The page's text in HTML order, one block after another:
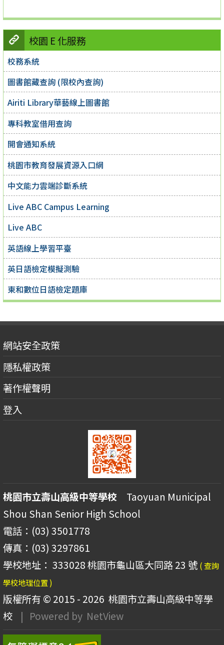
校園 E 化服務
校務系統
圖書館藏查詢 (限校內查詢)
Airiti Library華藝線上圖書館
專科教室借用查詢
開會通知系統
桃園市教育發展資源入口網
中文能力雲端診斷系統
Live ABC Campus Learning
Live ABC
英語線上學習平臺
英日語檢定模擬測驗
東和數位日語檢定題庫
網站安全政策
隱私權政策
著作權聲明
登入
桃園市立壽山高級中等學校 Taoyuan Municipal
Shou Shan Senior High School
電話：(03) 3501778
傳真：(03) 3297861
學校地址： 333028 桃園市龜山區大同路 23 號 ( 查詢
學校地理位置 )
版權所有 © 2015 - 2026 桃園市立壽山高級中等學
校
| Powered by NetView